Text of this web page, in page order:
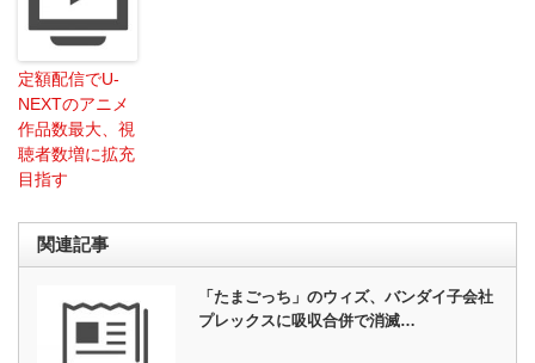
定額配信でU-
NEXTのアニメ
作品数最大、視
聴者数増に拡充
目指す
関連記事
「たまごっち」のウィズ、バンダイ子会社
プレックスに吸収合併で消滅…